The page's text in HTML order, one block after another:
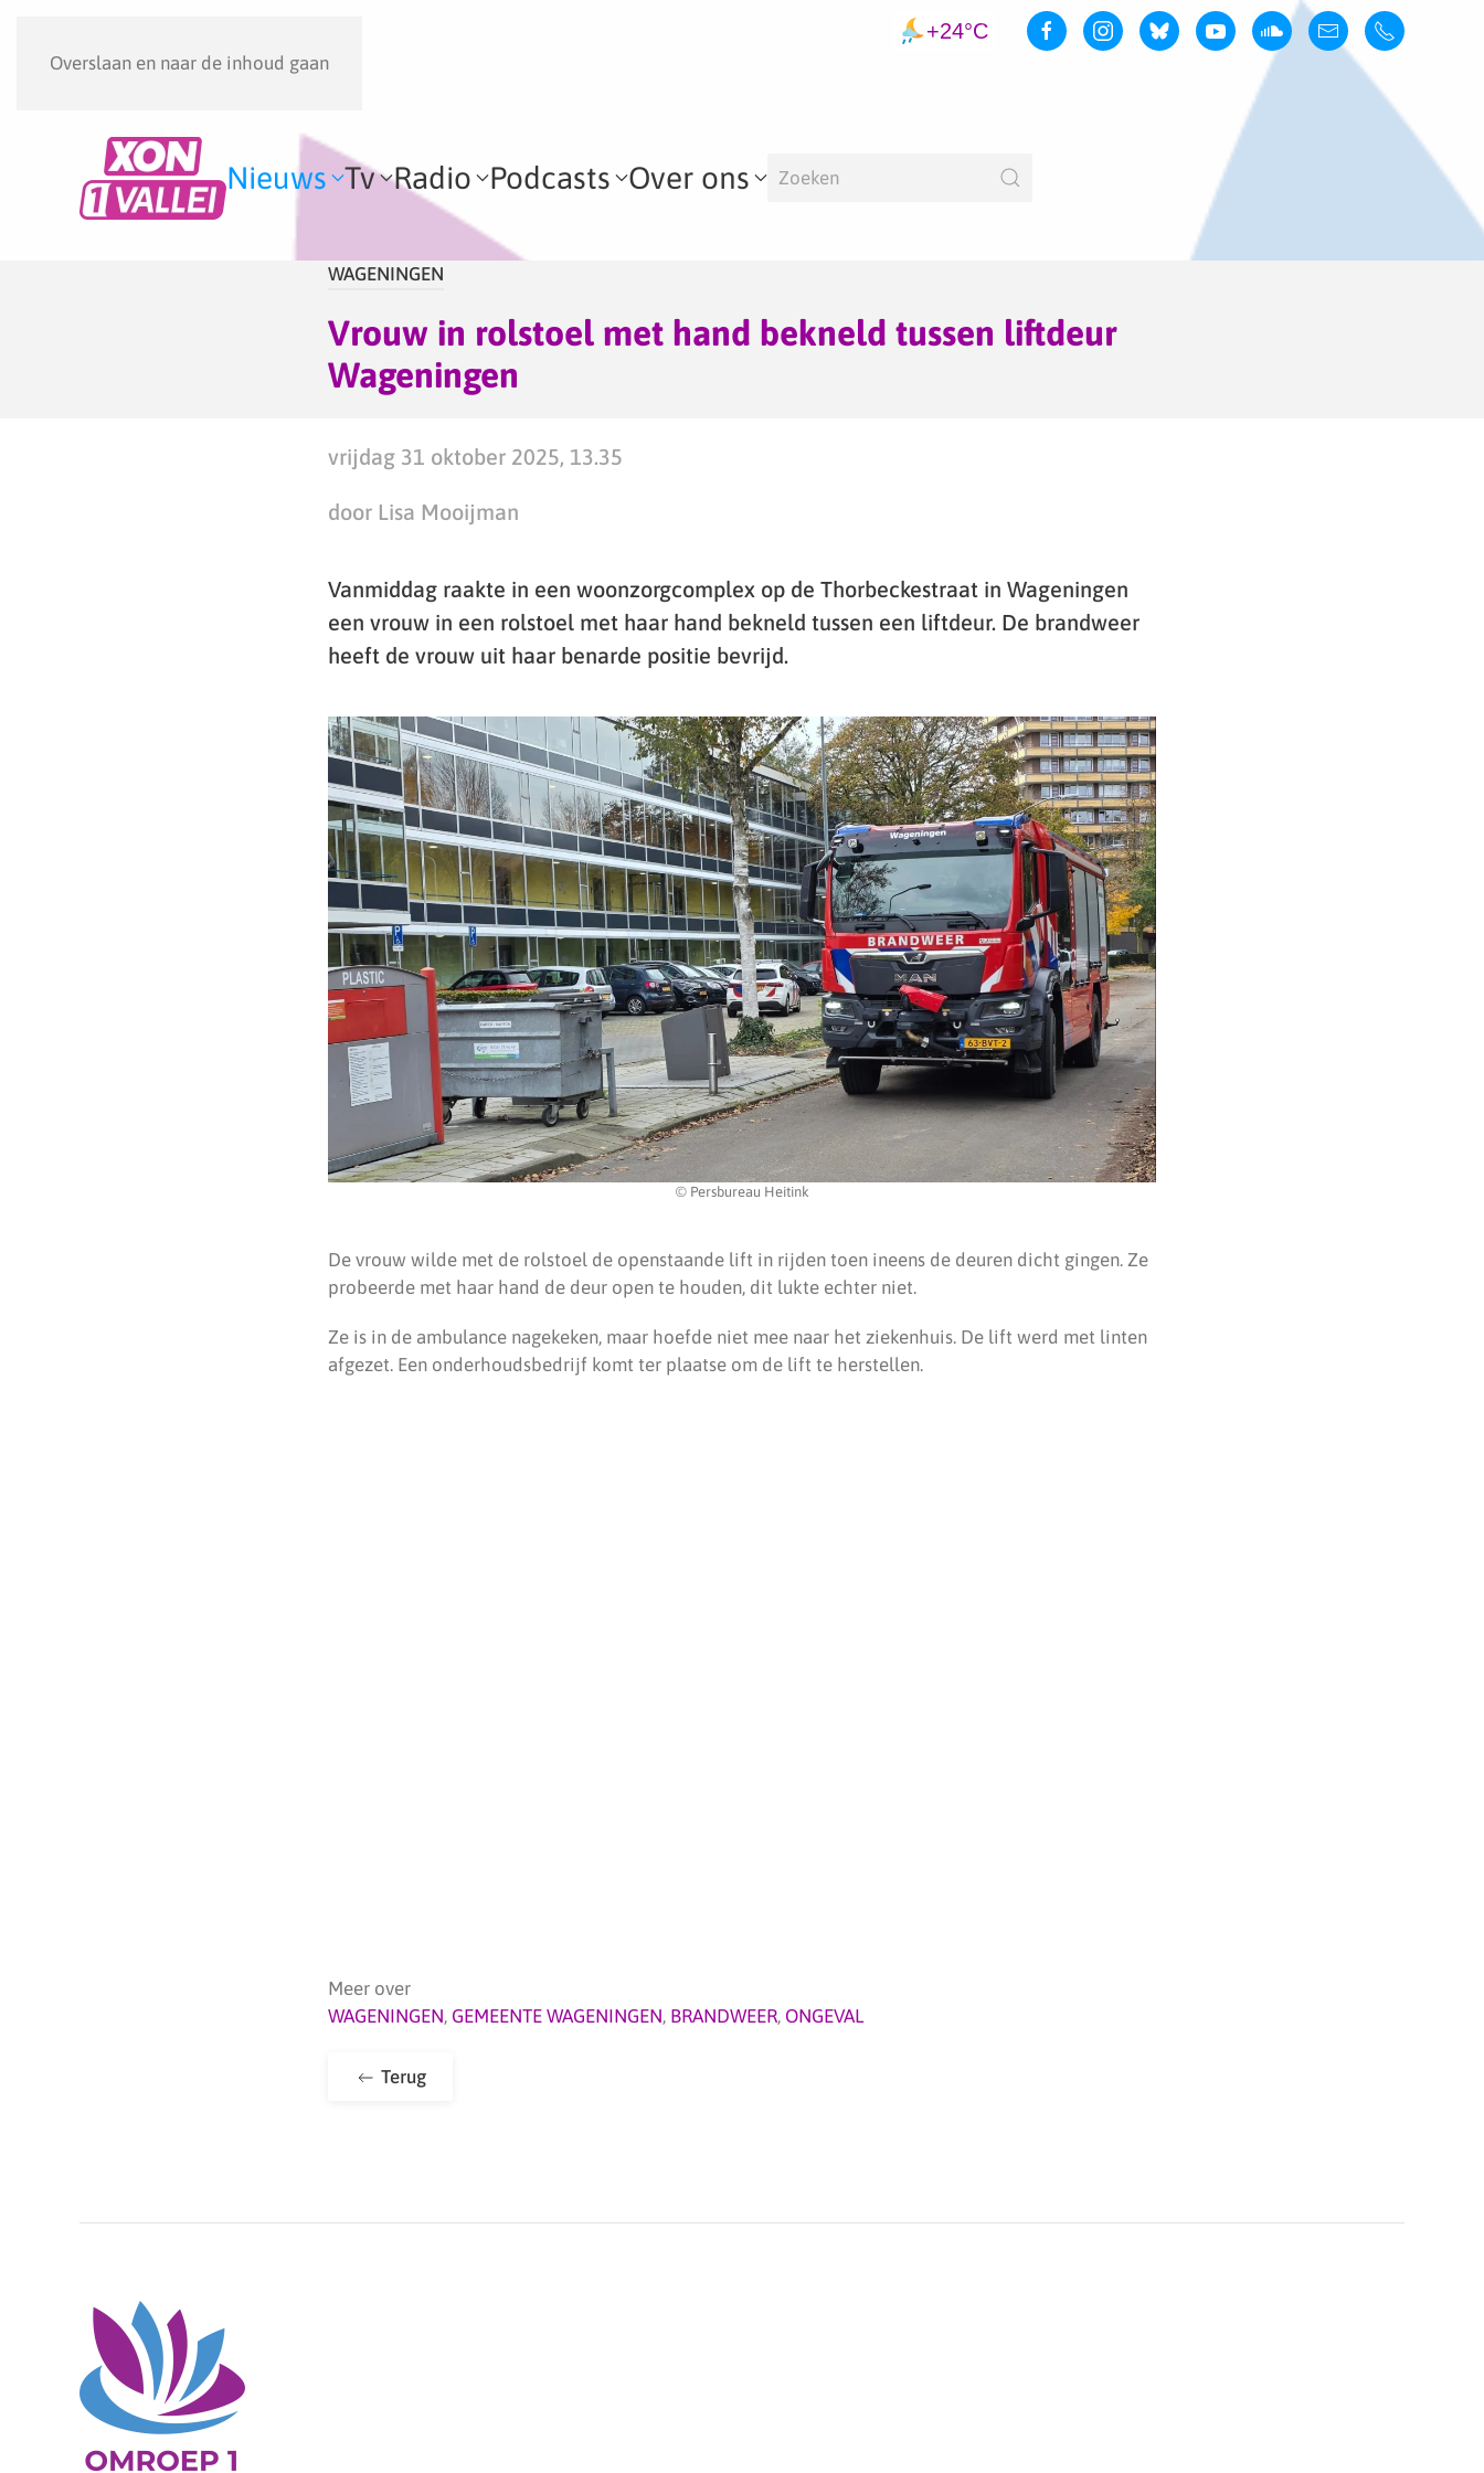
Overslaan en naar de inhoud gaan
+24°C
Nieuws Tv Radio Podcasts Over ons
WAGENINGEN
Vrouw in rolstoel met hand bekneld tussen liftdeur
Wageningen
vrijdag 31 oktober 2025, 13.35
door Lisa Mooijman
Vanmiddag raakte in een woonzorgcomplex op de Thorbeckestraat in Wageningen
een vrouw in een rolstoel met haar hand bekneld tussen een liftdeur. De brandweer
heeft de vrouw uit haar benarde positie bevrijd.
© Persbureau Heitink
De vrouw wilde met de rolstoel de openstaande lift in rijden toen ineens de deuren dicht gingen. Ze
probeerde met haar hand de deur open te houden, dit lukte echter niet.
Ze is in de ambulance nagekeken, maar hoefde niet mee naar het ziekenhuis. De lift werd met linten
afgezet. Een onderhoudsbedrijf komt ter plaatse om de lift te herstellen.
Meer over
WAGENINGEN, GEMEENTE WAGENINGEN, BRANDWEER, ONGEVAL
Terug